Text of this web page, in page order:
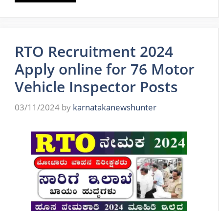
RTO Recruitment 2024
Apply online for 76 Motor
Vehicle Inspector Posts
03/11/2024 by karnatakanewshunter